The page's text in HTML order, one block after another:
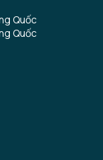
Quốc
Quốc